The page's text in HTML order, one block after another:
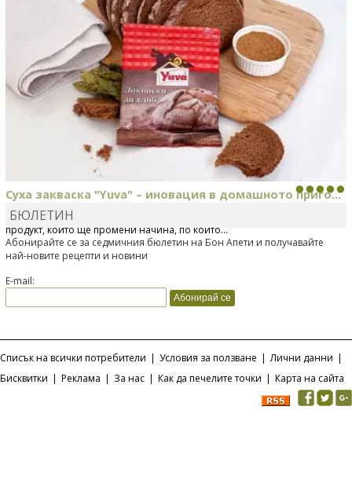
Суха закваска "Yuva" – иновация в домашното приго...
Отскоро Лесафр България стартира предлагането на изцяло нов
продукт, който ще промени начина, по който...
БЮЛЕТИН
Абонирайте се за седмичния бюлетин на Бон Апети и получавайте
най-новите рецепти и новини
E-mail:
Списък на всички потребители | Условия за ползване | Лични данни |
Бисквитки | Реклама | За нас | Как да печелите точки | Карта на сайта